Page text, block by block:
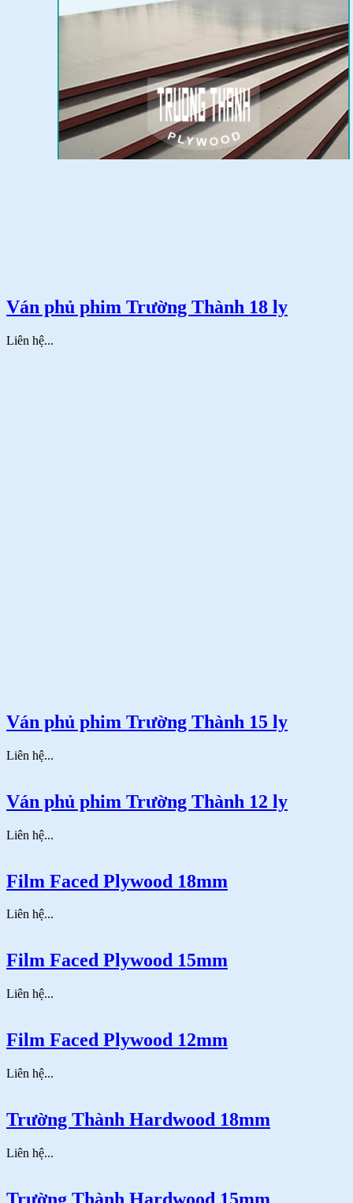
Ván phủ phim Trường Thành 18 ly
Liên hệ...
Ván phủ phim Trường Thành 15 ly
Liên hệ...
Ván phủ phim Trường Thành 12 ly
Liên hệ...
Film Faced Plywood 18mm
Liên hệ...
Film Faced Plywood 15mm
Liên hệ...
Film Faced Plywood 12mm
Liên hệ...
Trường Thành Hardwood 18mm
Liên hệ...
Trường Thành Hardwood 15mm